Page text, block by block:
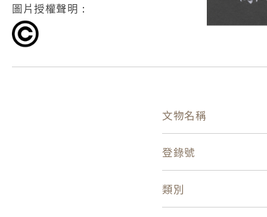
圖片授權聲明：
文物名稱
登錄號
類別